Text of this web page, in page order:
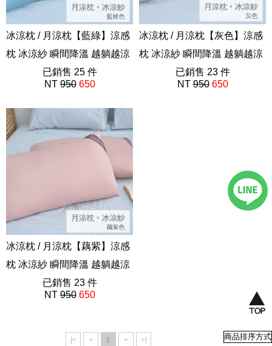
冰涼枕 / 月涼枕【藍綠】涼感
枕 冰涼紗 瞬間降溫 越躺越涼
已銷售 25 件
NT950 650
冰涼枕 / 月涼枕【灰色】涼感
枕 冰涼紗 瞬間降溫 越躺越涼
已銷售 23 件
NT950 650
冰涼枕 / 月涼枕【藕紫】涼感
枕 冰涼紗 瞬間降溫 越躺越涼
已銷售 23 件
NT950 650
|< < 1 > >|